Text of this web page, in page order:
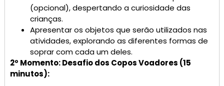
(opcional), despertando a curiosidade das
crianças.
Apresentar os objetos que serão utilizados nas
atividades, explorando as diferentes formas de
soprar com cada um deles.
2º Momento: Desafio dos Copos Voadores (15
minutos):